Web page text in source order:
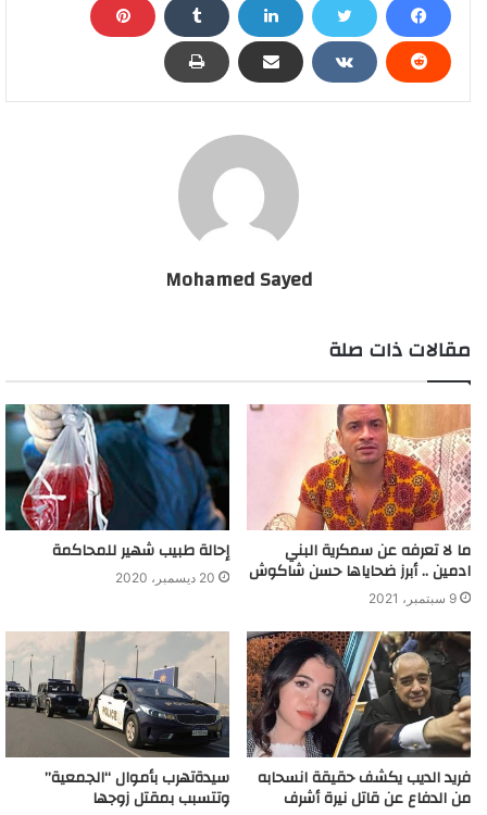
Mohamed Sayed
مقالات ذات صلة
ما لا تعرفه عن سمكرية البني
ادمين .. أبرز ضحاياها حسن شاكوش
9 سبتمبر، 2021
إحالة طبيب شهير للمحاكمة
20 ديسمبر، 2020
فريد الديب يكشف حقيقة انسحابه
من الدفاع عن قاتل نيرة أشرف
سيدةتهرب بأموال “الجمعية”
وتتسبب بمقتل زوجها